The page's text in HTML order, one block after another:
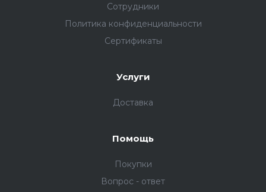
Сотрудники
Политика конфиденциальности
Сертификаты
Услуги
Доставка
Помощь
Покупки
Вопрос - ответ